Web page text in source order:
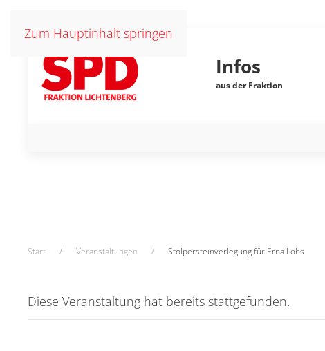
Zum Hauptinhalt springen
Infos
aus der Fraktion
Start Veranstaltungen Stolpersteinverlegung für Erna Lohs
Diese Veranstaltung hat bereits stattgefunden.